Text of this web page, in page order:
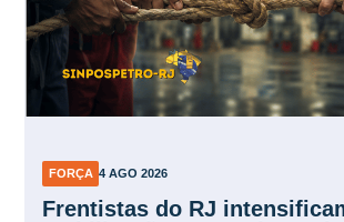
Frentistas do RJ intensificam
mobilização por ganho real